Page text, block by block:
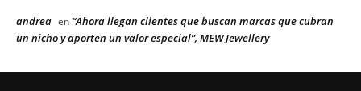
andrea en “Ahora llegan clientes que buscan marcas que cubran
un nicho y aporten un valor especial”, MEW Jewellery